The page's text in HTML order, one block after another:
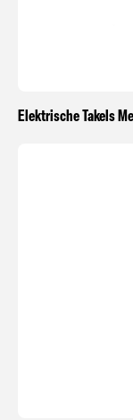
Elektrische Takels